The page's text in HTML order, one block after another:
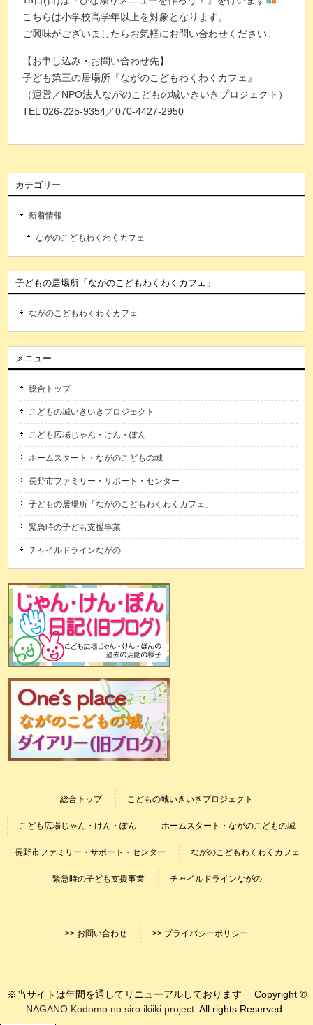
こちらは小学校高学年以上を対象となります。
ご興味がございましたらお気軽にお問い合わせください。
【お申し込み・お問い合わせ先】
子ども第三の居場所『ながのこどもわくわくカフェ』
（運営／NPO法人ながのこどもの城いきいきプロジェクト）
TEL 026-225-9354／070-4427-2950
カテゴリー
新着情報
ながのこどもわくわくカフェ
子どもの居場所「ながのこどもわくわくカフェ」
ながのこどもわくわくカフェ
メニュー
総合トップ
こどもの城いきいきプロジェクト
こども広場じゃん・けん・ぽん
ホームスタート・ながのこどもの城
長野市ファミリー・サポート・センター
子どもの居場所「ながのこどもわくわくカフェ」
緊急時の子ども支援事業
チャイルドラインながの
総合トップ こどもの城いきいきプロジェクト
こども広場じゃん・けん・ぽん ホームスタート・ながのこどもの城
長野市ファミリー・サポート・センター ながのこどもわくわくカフェ
緊急時の子ども支援事業 チャイルドラインながの
>> お問い合わせ >> プライバシーポリシー
※当サイトは年間を通してリニューアルしております Copyright ©
NAGANO Kodomo no siro ikiiki project. All rights Reserved..